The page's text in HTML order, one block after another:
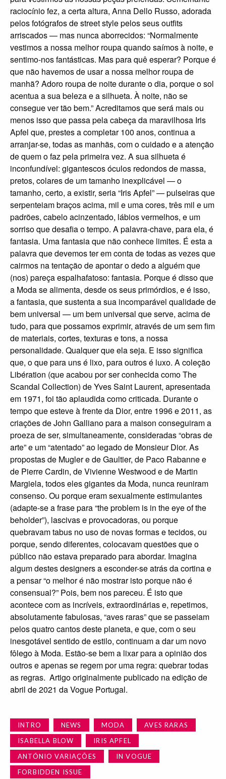
raciocínio fez, a certa altura, Anna Dello Russo, adorada
pelos fotógrafos de street style pelos seus outfits
arriscados — mas nunca aborrecidos: “Normalmente
vestimos a nossa melhor roupa quando saímos à noite, e
sentimo-nos fantásticas. Mas para quê esperar? Porque é
que não havemos de usar a nossa melhor roupa de
manhã? Adoro roupa de noite durante o dia, porque o sol
acentua a sua beleza e a silhueta. À noite, não se
consegue ver tão bem.” Acreditamos que será mais ou
menos isso que passa pela cabeça da maravilhosa Iris
Apfel que, prestes a completar 100 anos, continua a
arranjar-se, todas as manhãs, com o cuidado e a atenção
de quem o faz pela primeira vez. A sua silhueta é
inconfundível: gigantescos óculos redondos de massa,
pretos, colares de um tamanho inexplicável — o
tamanho, certo, a existir, seria “Iris Apfel” — pulseiras que
serpenteiam braços acima, mil e uma cores, três mil e um
padrões, cabelo acinzentado, lábios vermelhos, e um
sorriso que desafia o tempo. A palavra-chave, para ela, é
fantasia. Uma fantasia que não conhece limites. É esta a
palavra que devemos ter em conta de todas as vezes que
cairmos na tentação de apontar o dedo a alguém que
(nos) pareça espalhafatoso: fantasia. Porque é disso que
a Moda se alimenta, desde os seus primórdios, e é isso,
a fantasia, que sustenta a sua incomparável qualidade de
bem universal — um bem universal que serve, acima de
tudo, para que possamos exprimir, através de um sem fim
de materiais, cortes, texturas e tons, a nossa
personalidade. Qualquer que ela seja. E isso significa
que, o que para uns é lixo, para outros é luxo. A coleção
Libération (que acabou por ser conhecida como The
Scandal Collection) de Yves Saint Laurent, apresentada
em 1971, foi tão aplaudida como criticada. Durante o
tempo que esteve à frente da Dior, entre 1996 e 2011, as
criações de John Galliano para a maison conseguiram a
proeza de ser, simultaneamente, consideradas “obras de
arte” e um “atentado” ao legado de Monsieur Dior. As
propostas de Mugler e de Gaultier, de Paco Rabanne e
de Pierre Cardin, de Vivienne Westwood e de Martin
Margiela, todos eles gigantes da Moda, nunca reuniram
consenso. Ou porque eram sexualmente estimulantes
(adapte-se a frase para “the problem is in the eye of the
beholder”), lascivas e provocadoras, ou porque
quebravam tabus no uso de novas formas e tecidos, ou
porque, sendo diferentes, colocavam questões que o
público não estava preparado para abordar. Imagina
algum destes designers a esconder-se atrás da cortina e
a pensar “o melhor é não mostrar isto porque não é
consensual?” Pois, bem nos pareceu. É isto que
acontece com as incríveis, extraordinárias e, repetimos,
absolutamente fabulosas, “aves raras” que se passeiam
pelos quatro cantos deste planeta, e que, com o seu
inesgotável sentido de estilo, continuam a dar um novo
fôlego à Moda. Estão-se bem a lixar para a opinião dos
outros e apenas se regem por uma regra: quebrar todas
as regras. Artigo originalmente publicado na edição de
abril de 2021 da Vogue Portugal.
INTRO NEWS MODA
AVES RARAS
ISABELLA BLOW
IRIS APFEL
ANTÓNIO VARIAÇÕES
IN VOGUE
FORBIDDEN ISSUE